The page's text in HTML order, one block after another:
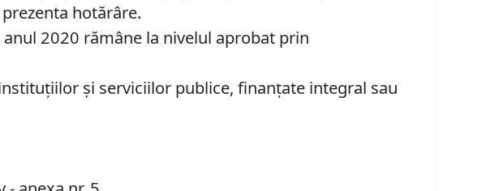
hotărâre.
2020 rămâne la nivelul aprobat prin
şi serviciilor publice, finanţate integral sau